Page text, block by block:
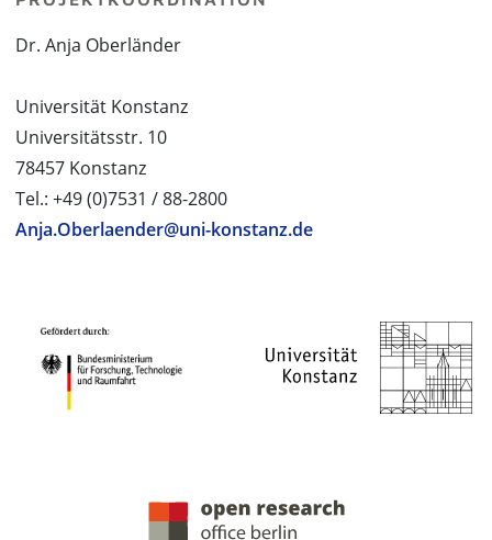
Dr. Anja Oberländer
Universität Konstanz
Universitätsstr. 10
78457 Konstanz
Tel.: +49 (0)7531 / 88-2800
Anja.Oberlaender@uni-konstanz.de